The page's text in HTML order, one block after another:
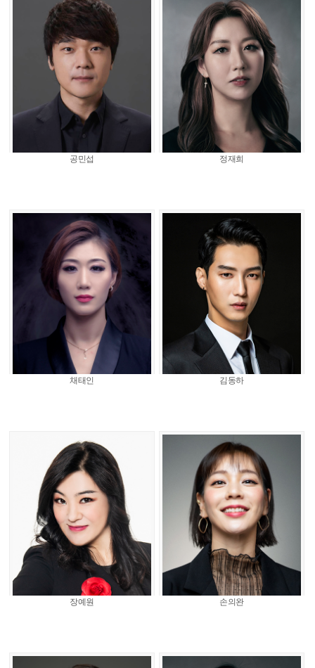
공민섭 정재희
채태인 김동하
장예원 손의완